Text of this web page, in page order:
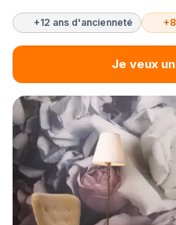
+12 ans d'ancienneté
Je veux